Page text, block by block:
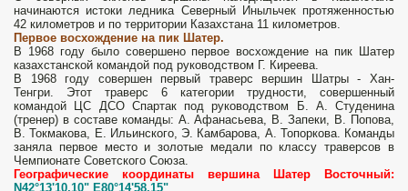
начинаются истоки ледника Северный Иныльчек протяженностью
42 километров и по территории Казахстана 11 километров.
Первое восхождение на пик Шатер.
В 1968 году было совершено первое восхождение на пик Шатер
казахстанской командой под руководством Г. Киреева.
В 1968 году совершен первый траверс вершин Шатры - Хан-
Тенгри. Этот траверс 6 категории трудности, совершенный
командой ЦС ДСО Спартак под руководством Б. А. Студенина
(тренер) в составе команды: А. Афанасьева, В. Запеки, В. Попова,
В. Токмакова, Е. Ильинского, Э. Камбарова, А. Топоркова. Команды
заняла первое место и золотые медали по классу траверсов в
Чемпионате Советского Союза.
Географические координаты вершина Шатер Восточный:
N42°13'10,10" E80°14'58,15"